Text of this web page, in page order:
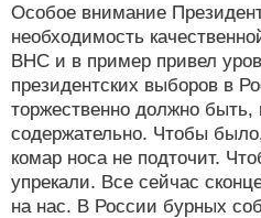
Особое внимание
необходимость
ВНС и в пример привел
президентских выборов в
торжественно должно быть,
содержательно. Чтобы
комар носа не подточит.
упрекали. Все сейчас
на нас. В России бурных